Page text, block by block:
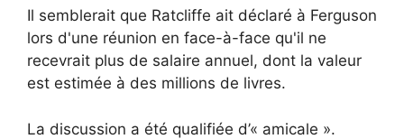
Il semblerait que Ratcliffe ait déclaré à Ferguson
lors d'une réunion en face-à-face qu'il ne
recevrait plus de salaire annuel, dont la valeur
est estimée à des millions de livres.
La discussion a été qualifiée d’« amicale ».